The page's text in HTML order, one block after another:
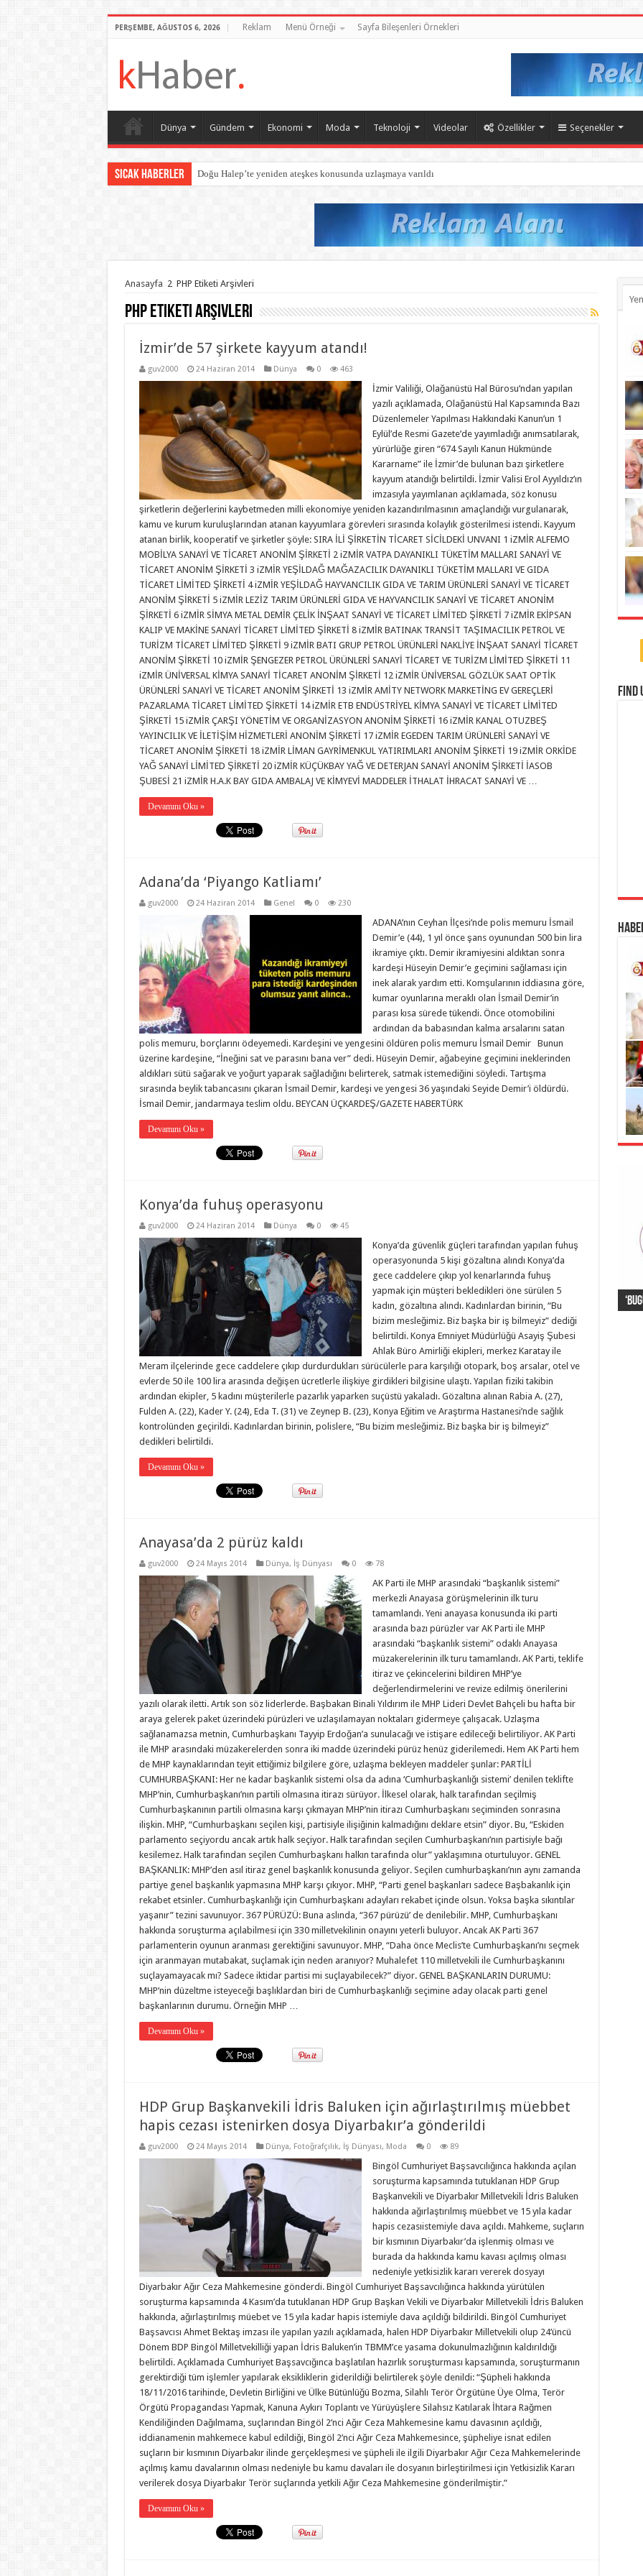
PERŞEMBE, AĞUSTOS 6, 2026 Reklam Menü Örneği Sayfa Bileşenleri Örnekleri
Dünya Gündem Ekonomi Moda Teknoloji Videolar Özellikler Seçenekler
Sıcak Haberler Doğu Halep’te yeniden ateşkes konusunda uzlaşmaya varıldı
Anasayfa 2 PHP Etiketi Arşivleri
PHPEtiketi Arşivleri
İzmir’de 57 şirkete kayyum atandı!
guv2000 24 Haziran 2014 Dünya 0 463
İzmir Valiliği, Olağanüstü Hal Bürosu’ndan yapılan
yazılı açıklamada, Olağanüstü Hal Kapsamında Bazı
Düzenlemeler Yapılması Hakkındaki Kanun’un 1
Eylül’de Resmi Gazete’de yayımladığı anımsatılarak,
yürürlüğe giren “674 Sayılı Kanun Hükmünde
Kararname” ile İzmir’de bulunan bazı şirketlere
kayyum atandığı belirtildi. İzmir Valisi Erol Ayyıldız’ın
imzasıyla yayımlanan açıklamada, söz konusu
şirketlerin değerlerini kaybetmeden milli ekonomiye yeniden kazandırılmasının amaçlandığı vurgulanarak,
kamu ve kurum kuruluşlarından atanan kayyumlara görevleri sırasında kolaylık gösterilmesi istendi. Kayyum
atanan birlik, kooperatif ve şirketler şöyle: SIRA İLİ ŞİRKETİN TİCARET SİCİLDEKİ UNVANI 1 iZMİR ALFEMO
MOBİLYA SANAYİ VE TİCARET ANONİM ŞİRKETİ 2 iZMİR VATPA DAYANIKLI TÜKETİM MALLARI SANAYİ VE
TİCARET ANONİM ŞİRKETİ 3 iZMİR YEŞİLDAĞ MAĞAZACILIK DAYANIKLI TÜKETİM MALLARI VE GIDA
TİCARET LİMİTED ŞİRKETİ 4 iZMİR YEŞİLDAĞ HAYVANCILIK GIDA VE TARIM ÜRÜNLERİ SANAYİ VE TİCARET
ANONİM ŞİRKETİ 5 iZMİR LEZİZ TARIM ÜRÜNLERİ GIDA VE HAYVANCILIK SANAYİ VE TİCARET ANONİM
ŞİRKETİ 6 iZMİR SİMYA METAL DEMİR ÇELİK İNŞAAT SANAYİ VE TİCARET LİMİTED ŞİRKETİ 7 iZMİR EKİPSAN
KALIP VE MAKİNE SANAYİ TİCARET LİMİTED ŞİRKETİ 8 iZMİR BATINAK TRANSİT TAŞIMACILIK PETROL VE
TURİZM TİCARET LİMİTED ŞİRKETİ 9 iZMİR BATI GRUP PETROL ÜRÜNLERİ NAKLİYE İNŞAAT SANAYİ TİCARET
ANONİM ŞİRKETİ 10 iZMİR ŞENGEZER PETROL ÜRÜNLERİ SANAYİ TİCARET VE TURİZM LİMİTED ŞİRKETİ 11
iZMİR ÜNİVERSAL KİMYA SANAYİ TİCARET ANONİM ŞİRKETİ 12 iZMİR ÜNİVERSAL GÖZLÜK SAAT OPTİK
ÜRÜNLERİ SANAYİ VE TİCARET ANONİM ŞİRKETİ 13 iZMİR AMİTY NETWORK MARKETİNG EV GEREÇLERİ
PAZARLAMA TİCARET LİMİTED ŞİRKETİ 14 iZMİR ETB ENDÜSTRİYEL KİMYA SANAYİ VE TİCARET LİMİTED
ŞİRKETİ 15 iZMİR ÇARŞI YÖNETİM VE ORGANİZASYON ANONİM ŞİRKETİ 16 iZMİR KANAL OTUZBEŞ
YAYINCILIK VE İLETİŞİM HİZMETLERİ ANONİM ŞİRKETİ 17 iZMİR EGEDEN TARIM ÜRÜNLERİ SANAYİ VE
TİCARET ANONİM ŞİRKETİ 18 iZMİR LİMAN GAYRİMENKUL YATIRIMLARI ANONİM ŞİRKETİ 19 iZMİR ORKİDE
YAĞ SANAYİ LİMİTED ŞİRKETİ 20 iZMİR KÜÇÜKBAY YAĞ VE DETERJAN SANAYİ ANONİM ŞİRKETİ İASOB
ŞUBESİ 21 iZMİR H.A.K BAY GIDA AMBALAJ VE KİMYEVİ MADDELER İTHALAT İHRACAT SANAYİ VE …
Devamını Oku »
Adana’da ‘Piyango Katliamı’
guv2000 24 Haziran 2014 Genel 0 230
ADANA’nın Ceyhan İlçesi’nde polis memuru İsmail
Demir’e (44), 1 yıl önce şans oyunundan 500 bin lira
ikramiye çıktı. Demir ikramiyesini aldıktan sonra
kardeşi Hüseyin Demir’e geçimini sağlaması için
inek alarak yardım etti. Komşularının iddiasına göre,
kumar oyunlarına meraklı olan İsmail Demir’in
parası kısa sürede tükendi. Önce otomobilini
ardından da babasından kalma arsalarını satan
polis memuru, borçlarını ödeyemedi. Kardeşini ve yengesini öldüren polis memuru İsmail Demir Bunun
üzerine kardeşine, “İneğini sat ve parasını bana ver” dedi. Hüseyin Demir, ağabeyine geçimini ineklerinden
aldıkları sütü sağarak ve yoğurt yaparak sağladığını belirterek, satmak istemediğini söyledi. Tartışma
sırasında beylik tabancasını çıkaran İsmail Demir, kardeşi ve yengesi 36 yaşındaki Seyide Demir’i öldürdü.
İsmail Demir, jandarmaya teslim oldu. BEYCAN ÜÇKARDEŞ/GAZETE HABERTÜRK
Devamını Oku »
Konya’da fuhuş operasyonu
guv2000 24 Haziran 2014 Dünya 0 45
Konya’da güvenlik güçleri tarafından yapılan fuhuş
operasyonunda 5 kişi gözaltına alındı Konya’da
gece caddelere çıkıp yol kenarlarında fuhuş
yapmak için müşteri bekledikleri öne sürülen 5
kadın, gözaltına alındı. Kadınlardan birinin, “Bu
bizim mesleğimiz. Biz başka bir iş bilmeyiz” dediği
belirtildi. Konya Emniyet Müdürlüğü Asayiş Şubesi
Ahlak Büro Amirliği ekipleri, merkez Karatay ile
Meram ilçelerinde gece caddelere çıkıp durdurdukları sürücülerle para karşılığı otopark, boş arsalar, otel ve
evlerde 50 ile 100 lira arasında değişen ücretlerle ilişkiye girdikleri bilgisine ulaştı. Yapılan fiziki takibin
ardından ekipler, 5 kadını müşterilerle pazarlık yaparken suçüstü yakaladı. Gözaltına alınan Rabia A. (27),
Fulden A. (22), Kader Y. (24), Eda T. (31) ve Zeynep B. (23), Konya Eğitim ve Araştırma Hastanesi’nde sağlık
kontrolünden geçirildi. Kadınlardan birinin, polislere, “Bu bizim mesleğimiz. Biz başka bir iş bilmeyiz”
dedikleri belirtildi.
Devamını Oku »
Anayasa’da 2 pürüz kaldı
guv2000 24 Mayıs 2014 Dünya, İş Dünyası 0 78
AK Parti ile MHP arasındaki “başkanlık sistemi”
merkezli Anayasa görüşmelerinin ilk turu
tamamlandı. Yeni anayasa konusunda iki parti
arasında bazı pürüzler var AK Parti ile MHP
arasındaki “başkanlık sistemi” odaklı Anayasa
müzakerelerinin ilk turu tamamlandı. AK Parti, teklife
itiraz ve çekincelerini bildiren MHP’ye
değerlendirmelerini ve revize edilmiş önerilerini
yazılı olarak iletti. Artık son söz liderlerde. Başbakan Binali Yıldırım ile MHP Lideri Devlet Bahçeli bu hafta bir
araya gelerek paket üzerindeki pürüzleri ve uzlaşılamayan noktaları gidermeye çalışacak. Uzlaşma
sağlanamazsa metnin, Cumhurbaşkanı Tayyip Erdoğan’a sunulacağı ve istişare edileceği belirtiliyor. AK Parti
ile MHP arasındaki müzakerelerden sonra iki madde üzerindeki pürüz henüz giderilemedi. Hem AK Parti hem
de MHP kaynaklarından teyit ettiğimiz bilgilere göre, uzlaşma bekleyen maddeler şunlar: PARTİLİ
CUMHURBAŞKANI: Her ne kadar başkanlık sistemi olsa da adına ‘Cumhurbaşkanlığı sistemi’ denilen teklifte
MHP’nin, Cumhurbaşkanı’nın partili olmasına itirazı sürüyor. İlkesel olarak, halk tarafından seçilmiş
Cumhurbaşkanının partili olmasına karşı çıkmayan MHP’nin itirazı Cumhurbaşkanı seçiminden sonrasına
ilişkin. MHP, “Cumhurbaşkanı seçilen kişi, partisiyle ilişiğinin kalmadığını deklare etsin” diyor. Bu, “Eskiden
parlamento seçiyordu ancak artık halk seçiyor. Halk tarafından seçilen Cumhurbaşkanı’nın partisiyle bağı
kesilemez. Halk tarafından seçilen Cumhurbaşkanı halkın tarafında olur” yaklaşımına oturtuluyor. GENEL
BAŞKANLIK: MHP’den asıl itiraz genel başkanlık konusunda geliyor. Seçilen cumhurbaşkanı’nın aynı zamanda
partiye genel başkanlık yapmasına MHP karşı çıkıyor. MHP, “Parti genel başkanları sadece Başbakanlık için
rekabet etsinler. Cumhurbaşkanlığı için Cumhurbaşkanı adayları rekabet içinde olsun. Yoksa başka sıkıntılar
yaşanır” tezini savunuyor. 367 PÜRÜZÜ: Buna aslında, “367 pürüzü’ de denilebilir. MHP, Cumhurbaşkanı
hakkında soruşturma açılabilmesi için 330 milletvekilinin onayını yeterli buluyor. Ancak AK Parti 367
parlamenterin oyunun aranması gerektiğini savunuyor. MHP, “Daha önce Meclis’te Cumhurbaşkanı’nı seçmek
için aranmayan mutabakat, suçlamak için neden aranıyor? Muhalefet 110 milletvekili ile Cumhurbaşkanını
suçlayamayacak mı? Sadece iktidar partisi mi suçlayabilecek?” diyor. GENEL BAŞKANLARIN DURUMU:
MHP’nin düzeltme isteyeceği başlıklardan biri de Cumhurbaşkanlığı seçimine aday olacak parti genel
başkanlarının durumu. Örneğin MHP …
Devamını Oku »
HDP Grup Başkanvekili İdris Baluken için ağırlaştırılmış müebbet
hapis cezası istenirken dosya Diyarbakır’a gönderildi
guv2000 24 Mayıs 2014 Dünya, Fotoğrafçılık, İş Dünyası, Moda 0 89
Bingöl Cumhuriyet Başsavcılığınca hakkında açılan
soruşturma kapsamında tutuklanan HDP Grup
Başkanvekili ve Diyarbakır Milletvekili İdris Baluken
hakkında ağırlaştırılmış müebbet ve 15 yıla kadar
hapis cezasıistemiyle dava açıldı. Mahkeme, suçların
bir kısmının Diyarbakır’da işlenmiş olması ve
burada da hakkında kamu kavası açılmış olması
nedeniyle yetkisizlik kararı vererek dosyayı
Diyarbakır Ağır Ceza Mahkemesine gönderdi. Bingöl Cumhuriyet Başsavcılığınca hakkında yürütülen
soruşturma kapsamında 4 Kasım’da tutuklanan HDP Grup Başkan Vekili ve Diyarbakır Milletvekili İdris Baluken
hakkında, ağırlaştırılmış müebet ve 15 yıla kadar hapis istemiyle dava açıldığı bildirildi. Bingöl Cumhuriyet
Başsavcısı Ahmet Bektaş imzası ile yapılan yazılı açıklamada, halen HDP Diyarbakır Milletvekili olup 24’üncü
Dönem BDP Bingöl Milletvekilliği yapan İdris Baluken’in TBMM’ce yasama dokunulmazlığının kaldırıldığı
belirtildi. Açıklamada Cumhuriyet Başsavcığınca başlatılan hazırlık soruşturması kapsamında, soruşturmanın
gerektirdiği tüm işlemler yapılarak eksikliklerin giderildiği belirtilerek şöyle denildi: “Şüpheli hakkında
18/11/2016 tarihinde, Devletin Birliğini ve Ülke Bütünlüğü Bozma, Silahlı Terör Örgütüne Üye Olma, Terör
Örgütü Propagandası Yapmak, Kanuna Aykırı Toplantı ve Yürüyüşlere Silahsız Katılarak İhtara Rağmen
Kendiliğinden Dağılmama, suçlarından Bingöl 2’nci Ağır Ceza Mahkemesine kamu davasının açıldığı,
iddianamenin mahkemece kabul edildiği, Bingöl 2’nci Ağır Ceza Mahkemesince, şüpheliye isnat edilen
suçların bir kısmının Diyarbakır ilinde gerçekleşmesi ve şüpheli ile ilgili Diyarbakır Ağır Ceza Mahkemelerinde
açılmış kamu davalarının olması nedeniyle bu kamu davaları ile dosyanın birleştirilmesi için Yetkisizlik Kararı
verilerek dosya Diyarbakır Terör suçlarında yetkili Ağır Ceza Mahkemesine gönderilmiştir.”
Devamını Oku »
Find